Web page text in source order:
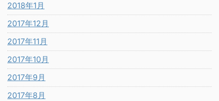
2018年1月
2017年12月
2017年11月
2017年10月
2017年9月
2017年8月